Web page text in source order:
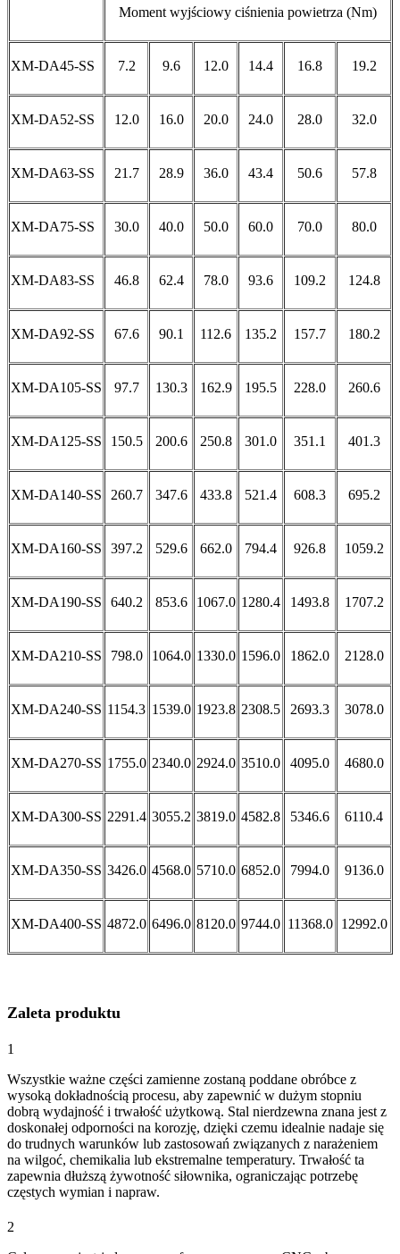
Moment wyjściowy ciśnienia powietrza (Nm)
XM-DA45-SS 7.2 9.6 12.0 14.4 16.8 19.2
XM-DA52-SS 12.0 16.0 20.0 24.0 28.0 32.0
XM-DA63-SS 21.7 28.9 36.0 43.4 50.6 57.8
XM-DA75-SS 30.0 40.0 50.0 60.0 70.0 80.0
XM-DA83-SS 46.8 62.4 78.0 93.6 109.2 124.8
XM-DA92-SS 67.6 90.1 112.6 135.2 157.7 180.2
XM-DA105-SS 97.7 130.3 162.9 195.5 228.0 260.6
XM-DA125-SS 150.5 200.6 250.8 301.0 351.1 401.3
XM-DA140-SS 260.7 347.6 433.8 521.4 608.3 695.2
XM-DA160-SS 397.2 529.6 662.0 794.4 926.8 1059.2
XM-DA190-SS 640.2 853.6 1067.0 1280.4 1493.8 1707.2
XM-DA210-SS 798.0 1064.0 1330.0 1596.0 1862.0 2128.0
XM-DA240-SS 1154.3 1539.0 1923.8 2308.5 2693.3 3078.0
XM-DA270-SS 1755.0 2340.0 2924.0 3510.0 4095.0 4680.0
XM-DA300-SS 2291.4 3055.2 3819.0 4582.8 5346.6 6110.4
XM-DA350-SS 3426.0 4568.0 5710.0 6852.0 7994.0 9136.0
XM-DA400-SS 4872.0 6496.0 8120.0 9744.0 11368.0 12992.0
Zaleta produktu
1
Wszystkie ważne części zamienne zostaną poddane obróbce z
wysoką dokładnością procesu, aby zapewnić w dużym stopniu
dobrą wydajność i trwałość użytkową. Stal nierdzewna znana jest z
doskonałej odporności na korozję, dzięki czemu idealnie nadaje się
do trudnych warunków lub zastosowań związanych z narażeniem
na wilgoć, chemikalia lub ekstremalne temperatury. Trwałość ta
zapewnia dłuższą żywotność siłownika, ograniczając potrzebę
częstych wymian i napraw.
2